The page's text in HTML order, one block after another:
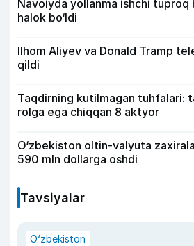
Navoiyda yollanma ishchi tuproq
halok bo‘ldi
Ilhom Aliyev va Donald Tramp
qildi
Taqdirning kutilmagan tuhfalari:
rolga ega chiqqan 8 aktyor
O‘zbekiston oltin-valyuta
590 mln dollarga oshdi
Tavsiyalar
O‘zbekiston